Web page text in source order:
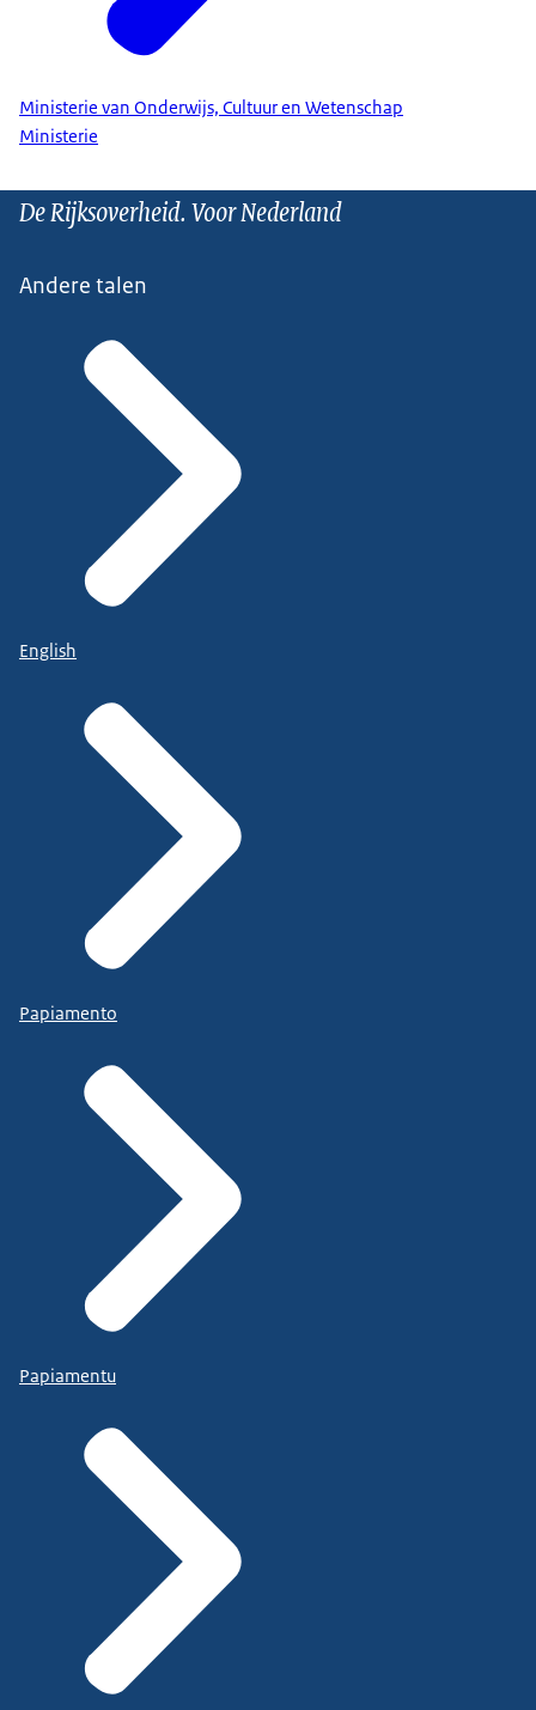
Ministerie van Onderwijs, Cultuur en Wetenschap
Ministerie
De Rijksoverheid. Voor Nederland
Andere talen
English
Papiamento
Papiamentu